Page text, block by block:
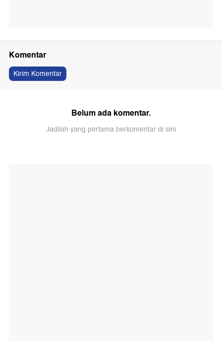
Komentar
Kirim Komentar
Belum ada komentar.
Jadilah yang pertama berkomentar di sini